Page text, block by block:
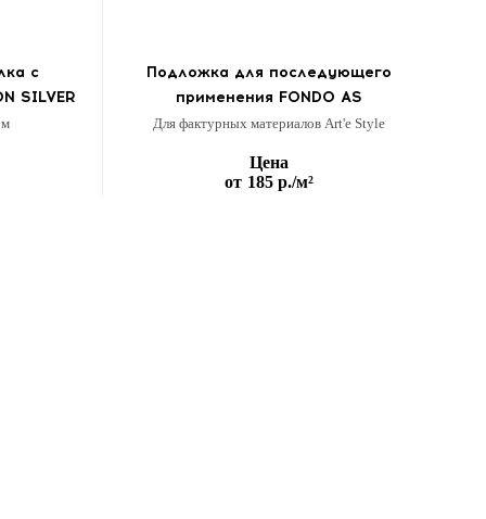
с
SILVER
Подложка для последующего
применения FONDO AS
Для фактурных материалов Art'e Style
Цена
от 185 р./м²